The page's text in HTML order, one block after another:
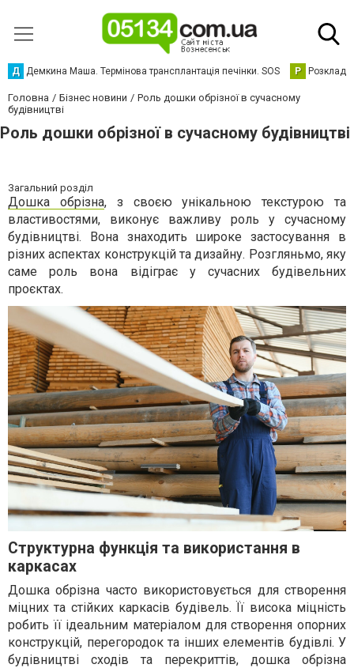
Д Демкина Маша. Термінова трансплантація печінки. SOS Р Розклад
Головна Бізнес новини
Роль дошки обрізної в сучасному
будівництві
Роль дошки обрізної в сучасному будівництві
Загальний розділ
Дошка обрізна, з своєю унікальною текстурою та
властивостями, виконує важливу роль у сучасному
будівництві. Вона знаходить широке застосування в
різних аспектах конструкцій та дизайну. Розгляньмо, яку
саме роль вона відіграє у сучасних будівельних
проєктах.
Структурна функція та використання в
каркасах
Дошка обрізна часто використовується для створення
міцних та стійких каркасів будівель. Її висока міцність
робить її ідеальним матеріалом для створення опорних
конструкцій, перегородок та інших елементів будівлі. У
будівництві сходів та перекриттів, дошка обрізна